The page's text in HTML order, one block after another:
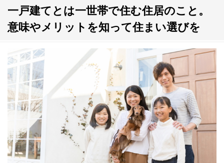
一戸建てとは一世帯で住む住居のこと。
意味やメリットを知って住まい選びを